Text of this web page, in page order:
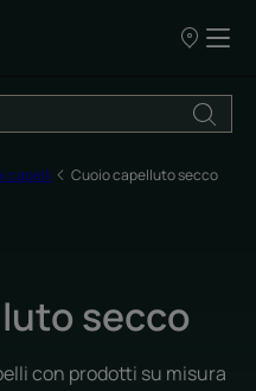
vendita
capelli Cuoio capelluto secco
secco
con prodotti su misura